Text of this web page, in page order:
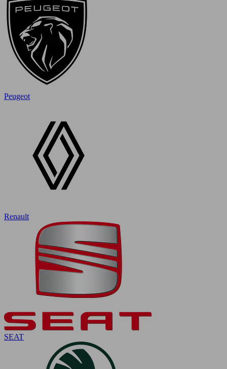
Peugeot
Renault
SEAT